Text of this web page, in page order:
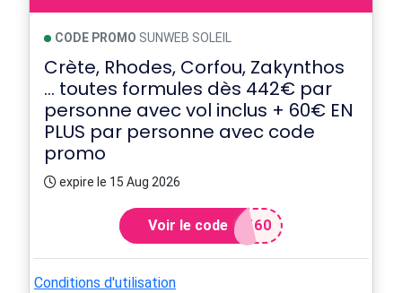
CODE PROMO SUNWEB SOLEIL
Crète, Rhodes, Corfou, Zakynthos
... toutes formules dès 442€ par
personne avec vol inclus + 60€ EN
PLUS par personne avec code
promo
expire le 15 Aug 2026
Voir le code T60
Conditions d'utilisation